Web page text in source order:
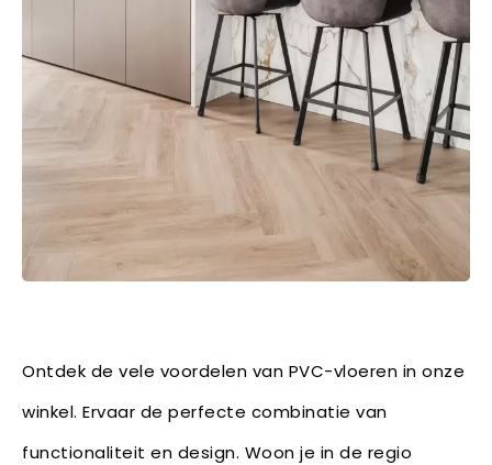
Ontdek de vele voordelen van PVC-vloeren in onze
winkel. Ervaar de perfecte combinatie van
functionaliteit en design. Woon je in de regio